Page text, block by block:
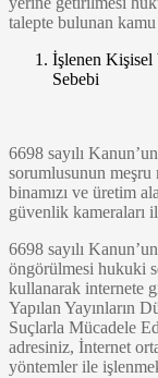
talepte bulunan
İşlenen Kişisel
Sebebi
6698 sayılı
sorumlusunun meşru
binamızı ve üretim
güvenlik kameraları
6698 sayılı
öngörülmesi hukuki
kullanarak internete
Yapılan Yayınların
Suçlarla Mücadele
adresiniz, İnternet
yöntemler ile